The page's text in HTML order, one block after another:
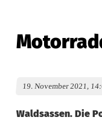
19. November 2021,
Waldsassen. Die